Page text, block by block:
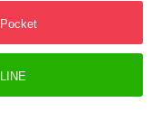
Pocket
LINE